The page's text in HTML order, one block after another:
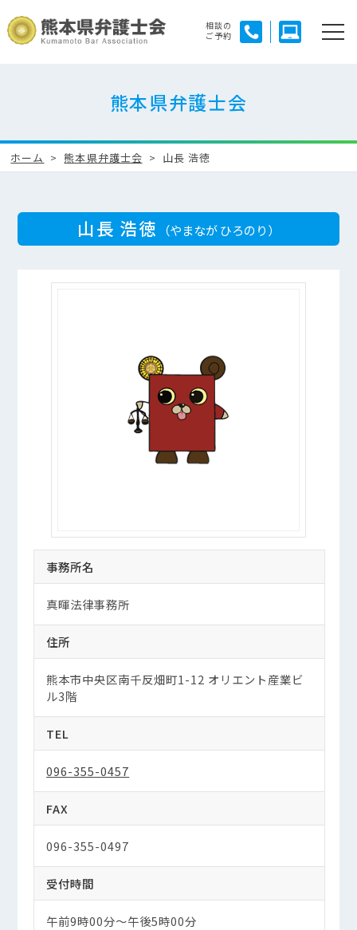
相談の
ご予約
熊本県弁護士会
ホーム 熊本県弁護士会 山長 浩徳
山長 浩徳 （やまなが ひろのり）
事務所名
真暉法律事務所
住所
熊本市中央区南千反畑町1-12 オリエント産業ビ
ル3階
TEL
096-355-0457
FAX
096-355-0497
受付時間
午前9時00分～午後5時00分